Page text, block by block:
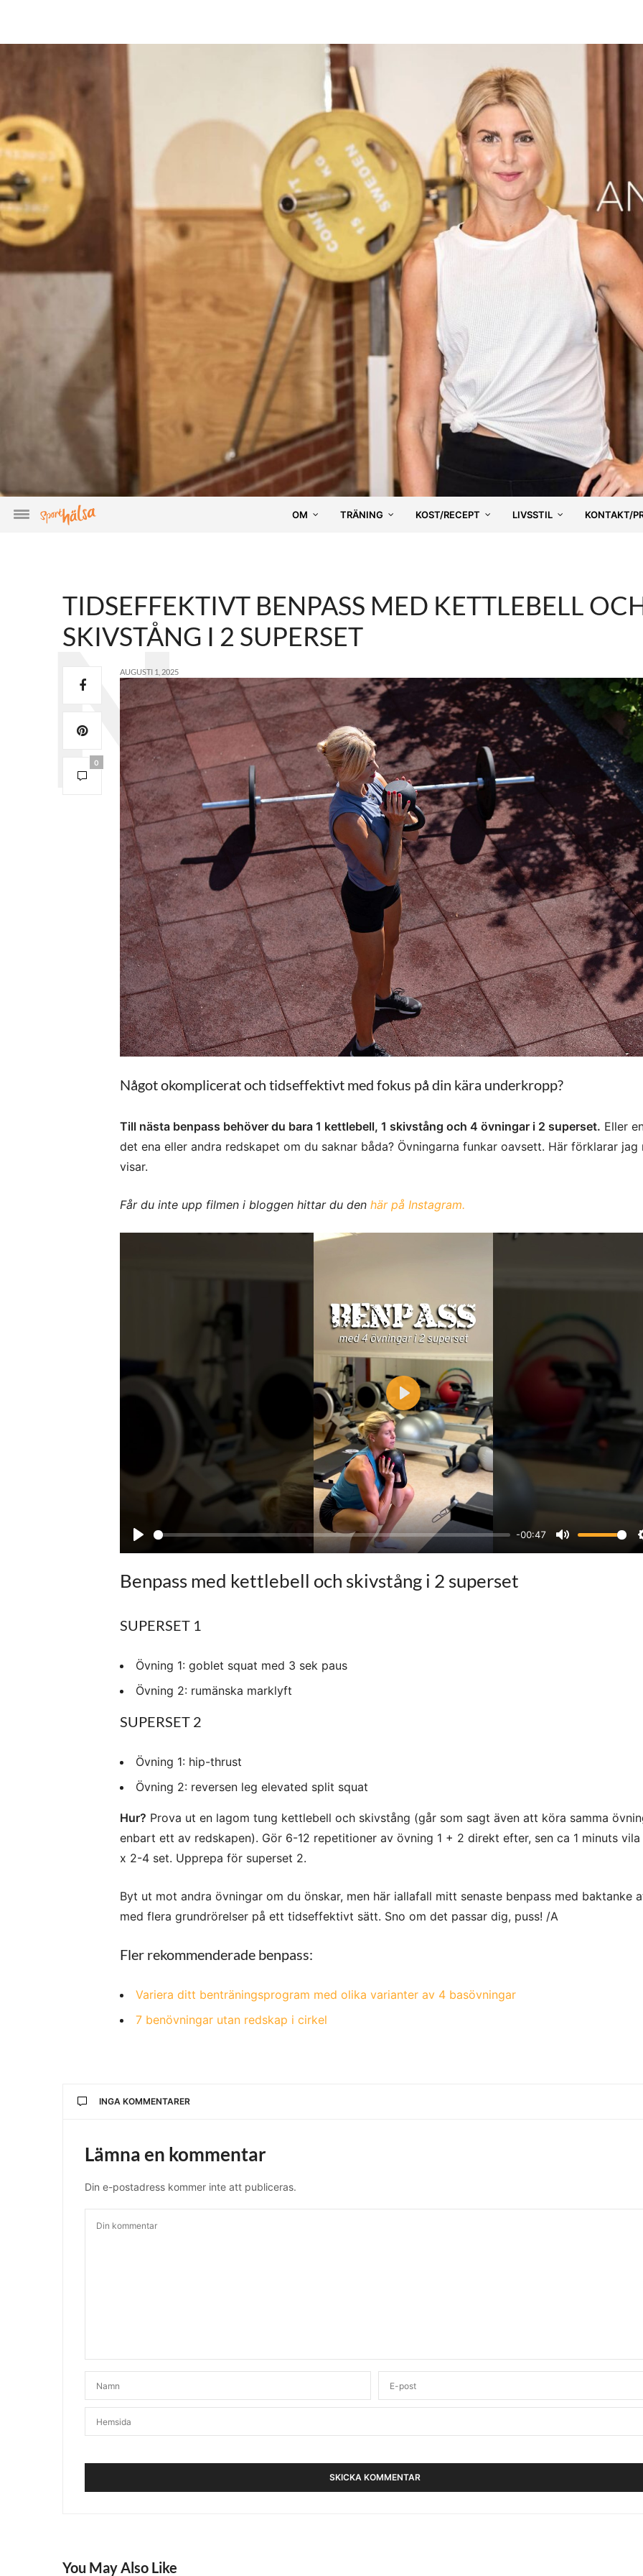
OM TRÄNING KOST/RECEPT LIVSSTIL KONTAKT/
TIDSEFFEKTIVT BENPASS MED KETTLEBELL
SKIVSTÅNG I 2 SUPERSET
0
AUGUSTI 1, 2025
Något okomplicerat och tidseffektivt med fokus på din kära underkropp?
Till nästa benpass behöver du bara 1 kettlebell, 1 skivstång och 4 övningar i 2 superset. Eller
det ena eller andra redskapet om du saknar båda? Övningarna funkar oavsett. Här förklarar jag
visar.
Får du inte upp filmen i bloggen hittar du den här på Instagram.
P
a
-00:47
M
P
l
a
y
Benpass med kettlebell och skivstång i 2 superset
SUPERSET 1
Övning 1: goblet squat med 3 sek paus
Övning 2: rumänska marklyft
SUPERSET 2
Övning 1: hip-thrust
Övning 2: reversen leg elevated split squat
Hur? Prova ut en lagom tung kettlebell och skivstång (går som sagt även att köra samma
enbart ett av redskapen). Gör 6-12 repetitioner av övning 1 + 2 direkt efter, sen ca 1 minuts vila
x 2-4 set. Upprepa för superset 2.
Byt ut mot andra övningar om du önskar, men här iallafall mitt senaste benpass med baktanke
med flera grundrörelser på ett tidseffektivt sätt. Sno om det passar dig, puss! /A
Fler rekommenderade benpass:
Variera ditt benträningsprogram med olika varianter av 4 basövningar
7 benövningar utan redskap i cirkel
INGA KOMMENTARER
Lämna en kommentar
Din e-postadress kommer inte att publiceras.
You May Also Like